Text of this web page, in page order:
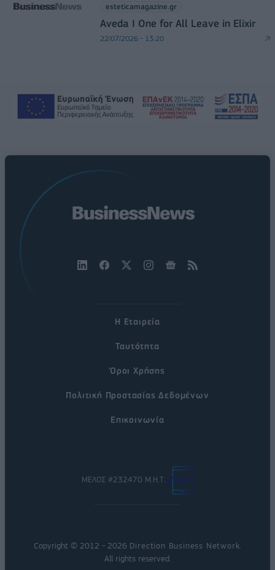
esteticamagazine.gr
Aveda I One for All Leave in Elixir
22/07/2026 - 13:20
Η Εταιρεία
Ταυτότητα
Όροι Χρήσης
Πολιτική Προστασίας Δεδομένων
Επικοινωνία
ΜΕΛΟΣ #232470 Μ.Η.Τ.
Copyright © 2012 - 2026 Direction Business Network
All rights reserved.